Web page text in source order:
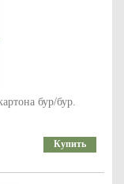
бур/бур.
Купить